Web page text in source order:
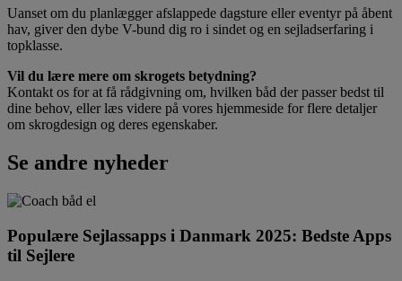
Uanset om du planlægger afslappede dagsture eller eventyr på åbent
hav, giver den dybe V-bund dig ro i sindet og en sejladserfaring i
topklasse.
Vil du lære mere om skrogets betydning?
Kontakt os for at få rådgivning om, hvilken båd der passer bedst til
dine behov, eller læs videre på vores hjemmeside for flere detaljer
om skrogdesign og deres egenskaber.
Se andre nyheder
Populære Sejlassapps i Danmark 2025: Bedste Apps
til Sejlere